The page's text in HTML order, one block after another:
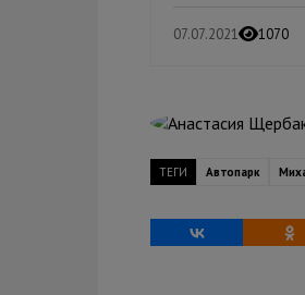
07.07.2021 1070
ТЕГИ Автопарк